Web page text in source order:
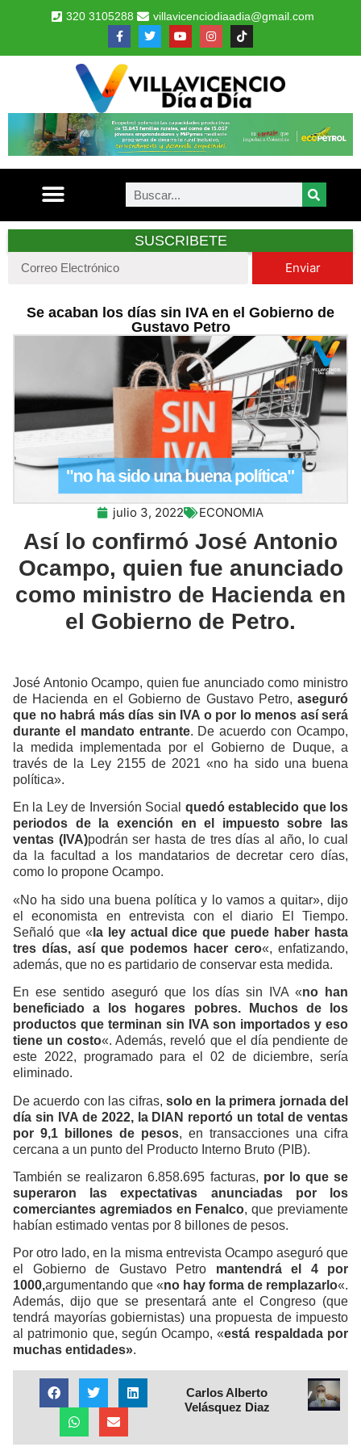
320 3105288 villavicenciodiaadia@gmail.com
SUSCRIBETE
Enviar
Se acaban los días sin IVA en el Gobierno de
Gustavo Petro
julio 3, 2022 ECONOMIA
Así lo confirmó José Antonio
Ocampo, quien fue anunciado
como ministro de Hacienda en
el Gobierno de Petro.
José Antonio Ocampo, quien fue anunciado como ministro
de Hacienda en el Gobierno de Gustavo Petro, aseguró
que no habrá más días sin IVA o por lo menos así será
durante el mandato entrante. De acuerdo con Ocampo,
la medida implementada por el Gobierno de Duque, a
través de la Ley 2155 de 2021 «no ha sido una buena
política».
En la Ley de Inversión Social quedó establecido que los
periodos de la exención en el impuesto sobre las
ventas (IVA)podrán ser hasta de tres días al año, lo cual
da la facultad a los mandatarios de decretar cero días,
como lo propone Ocampo.
«No ha sido una buena política y lo vamos a quitar», dijo
el economista en entrevista con el diario El Tiempo.
Señaló que « la
ley actual dice que puede haber hasta
tres días, así que podemos hacer cero«, enfatizando,
además, que no es partidario de conservar esta medida.
En ese sentido aseguró que los días sin IVA «no han
beneficiado a los hogares pobres. Muchos de los
productos que terminan sin IVA son importados y eso
tiene un costo«. Además, reveló que el día pendiente de
este 2022, programado para el 02 de diciembre, sería
eliminado.
De acuerdo con las cifras, solo en la primera jornada del
día sin IVA de 2022, la DIAN reportó un total de ventas
por 9,1 billones de pesos, en transacciones una cifra
cercana a un punto del Producto Interno Bruto (PIB).
También se realizaron 6.858.695 facturas, por lo que se
superaron las expectativas anunciadas por los
comerciantes agremiados en Fenalco, que previamente
habían estimado ventas por 8 billones de pesos.
Por otro lado, en la misma entrevista Ocampo aseguró que
el Gobierno de Gustavo Petro mantendrá el 4 por
1000,argumentando que «no hay forma de remplazarlo«.
Además, dijo que se presentará ante el Congreso (que
tendrá mayorías gobiernistas) una propuesta de impuesto
al patrimonio que, según Ocampo, «está respaldada por
muchas entidades».
Carlos Alberto
Velásquez Diaz